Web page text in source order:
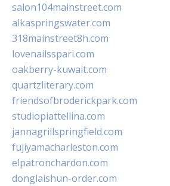
salon104mainstreet.com
alkaspringswater.com
318mainstreet8h.com
lovenailsspari.com
oakberry-kuwait.com
quartzliterary.com
friendsofbroderickpark.com
studiopiattellina.com
jannagrillspringfield.com
fujiyamacharleston.com
elpatronchardon.com
donglaishun-order.com